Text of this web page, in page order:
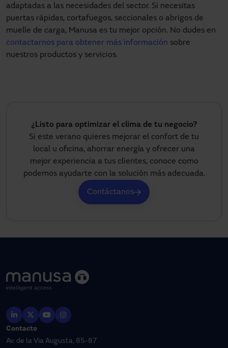
adaptadas a las necesidades del sector. Si necesitas
puertas rápidas, cortafuegos, seccionales o abrigos de
muelle de carga, Manusa es tu mejor opción. No dudes en
contactarnos para obtener más información sobre
nuestros productos y servicios.
¿Listo para optimizar el clima de tu negocio?
Si este verano quieres mejorar el confort de tu
local u oficina, ahorrar energía y ofrecer una
mejor experiencia a tus clientes, conoce como
podemos ayudarte con la solución más adecuada.
Contáctanos
Contacto
Av. de la Via Augusta, 85-87